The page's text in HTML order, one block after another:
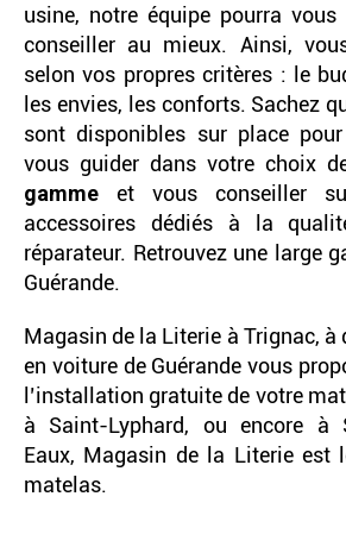
usine, notre équipe pourra
conseiller au mieux. Ainsi,
selon vos propres critères : le
les envies, les conforts. Sachez
sont disponibles sur place
vous guider dans votre choix
gamme et vous conseiller
accessoires dédiés à la
réparateur. Retrouvez une large
Guérande.
Magasin de la Literie à Trignac, à
en voiture de Guérande vous
l’installation gratuite de votre
à Saint-Lyphard, ou encore à
Eaux, Magasin de la Literie est
matelas.